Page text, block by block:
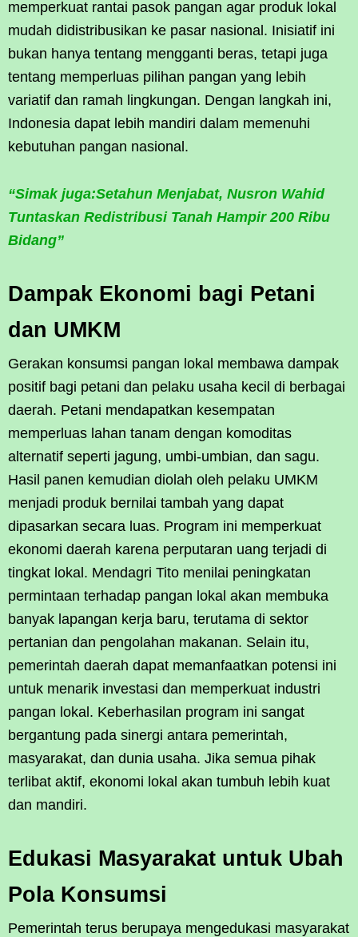
memperkuat rantai pasok pangan agar produk lokal
mudah didistribusikan ke pasar nasional. Inisiatif ini
bukan hanya tentang mengganti beras, tetapi juga
tentang memperluas pilihan pangan yang lebih
variatif dan ramah lingkungan. Dengan langkah ini,
Indonesia dapat lebih mandiri dalam memenuhi
kebutuhan pangan nasional.
“Simak juga:Setahun Menjabat, Nusron Wahid
Tuntaskan Redistribusi Tanah Hampir 200 Ribu
Bidang”
Dampak Ekonomi bagi Petani
dan UMKM
Gerakan konsumsi pangan lokal membawa dampak
positif bagi petani dan pelaku usaha kecil di berbagai
daerah. Petani mendapatkan kesempatan
memperluas lahan tanam dengan komoditas
alternatif seperti jagung, umbi-umbian, dan sagu.
Hasil panen kemudian diolah oleh pelaku UMKM
menjadi produk bernilai tambah yang dapat
dipasarkan secara luas. Program ini memperkuat
ekonomi daerah karena perputaran uang terjadi di
tingkat lokal. Mendagri Tito menilai peningkatan
permintaan terhadap pangan lokal akan membuka
banyak lapangan kerja baru, terutama di sektor
pertanian dan pengolahan makanan. Selain itu,
pemerintah daerah dapat memanfaatkan potensi ini
untuk menarik investasi dan memperkuat industri
pangan lokal. Keberhasilan program ini sangat
bergantung pada sinergi antara pemerintah,
masyarakat, dan dunia usaha. Jika semua pihak
terlibat aktif, ekonomi lokal akan tumbuh lebih kuat
dan mandiri.
Edukasi Masyarakat untuk Ubah
Pola Konsumsi
Pemerintah terus berupaya mengedukasi masyarakat